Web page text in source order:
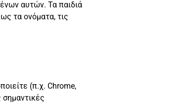
αυτών. Τα παιδιά
τα ονόματα, τις
(π.χ. Chrome,